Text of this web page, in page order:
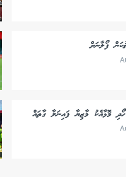
ފޯލާނަށް
މޮޅާއެކު މާޒިޔާ ފައިނަލާ ގާތައް